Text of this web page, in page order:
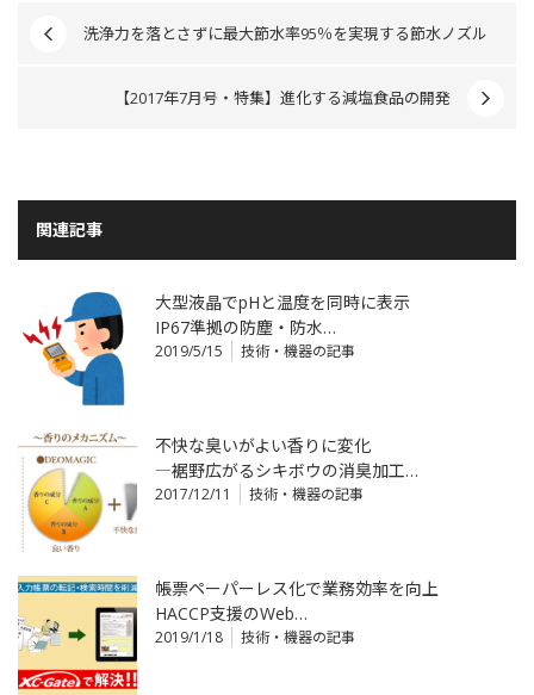
洗浄力を落とさずに最大節水率95％を実現する節水ノズル
【2017年7月号・特集】進化する減塩食品の開発
関連記事
大型液晶でpHと温度を同時に表示
IP67準拠の防塵・防水…
2019/5/15 技術・機器の記事
不快な臭いがよい香りに変化
―裾野広がるシキボウの消臭加工…
2017/12/11 技術・機器の記事
帳票ペーパーレス化で業務効率を向上
HACCP支援のWeb…
2019/1/18 技術・機器の記事